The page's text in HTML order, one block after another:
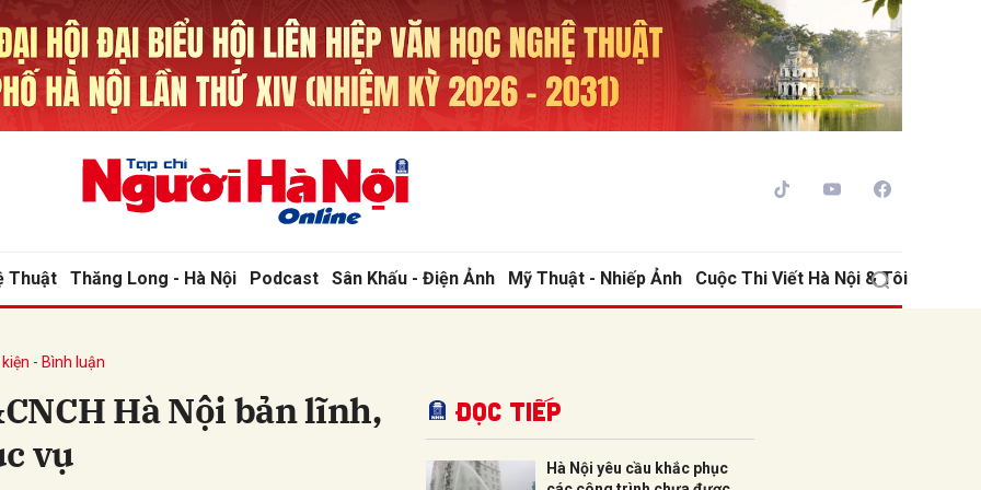
Thuật Thăng Long - Hà Nội Podcast Sân Khấu - Điện Ảnh Mỹ Thuật - Nhiếp Ảnh Cuộc Thi Viết Hà Nội & Tôi
- Bình luận
Hà Nội bản lĩnh,
vụ
Đọc tiếp
Hà Nội yêu cầu khắc phục
luận